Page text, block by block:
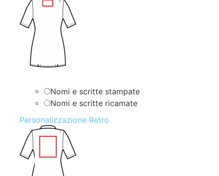
Nomi e scritte stampate
Nomi e scritte ricamate
Personalizzazione Retro